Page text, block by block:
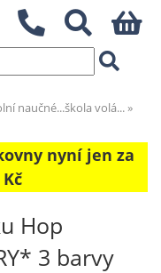
naučné...škola volá...
nyní jen za
Hop
3 barvy